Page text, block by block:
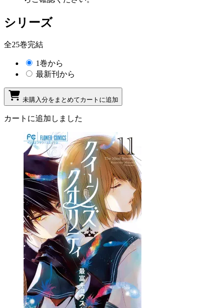
シリーズ
全25巻完結
1巻から
最新刊から
未購入分をまとめてカートに追加
カートに追加しました